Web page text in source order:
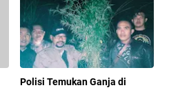
Polisi Temukan Ganja di